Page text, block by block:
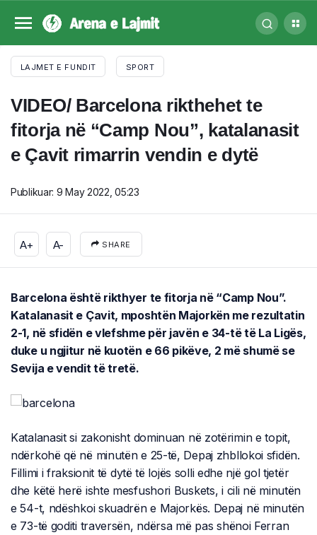
LAJMET E FUNDIT SPORT
VIDEO/ Barcelona rikthehet te
fitorja në “Camp Nou”, katalanasit
e Çavit rimarrin vendin e dytë
Publikuar: 9 May 2022, 05:23
A+ A- SHARE
Barcelona është rikthyer te fitorja në “Camp Nou”.
Katalanasit e Çavit, mposhtën Majorkën me rezultatin
2-1, në sfidën e vlefshme për javën e 34-të të La Ligës,
duke u ngjitur në kuotën e 66 pikëve, 2 më shumë se
Sevija e vendit të tretë.
Katalanasit si zakonisht dominuan në zotërimin e topit,
ndërkohë që në minutën e 25-të, Depaj zhbllokoi sfidën.
Fillimi i fraksionit të dytë të lojës solli edhe një gol tjetër
dhe këtë herë ishte mesfushori Buskets, i cili në minutën
e 54-t, ndëshkoi skuadrën e Majorkës. Depaj në minutën
e 73-të goditi traversën, ndërsa më pas shënoi Ferran